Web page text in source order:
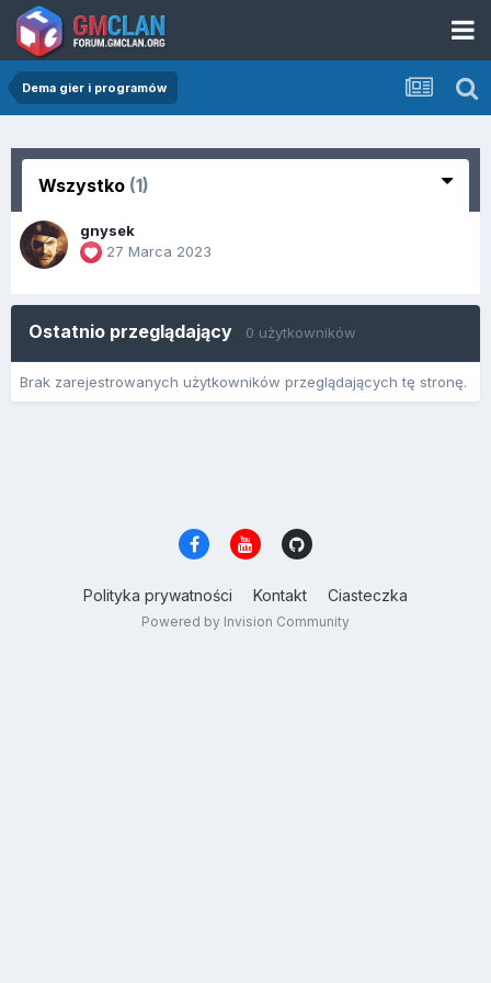
Dema gier i programów
Wszystko (1)
gnysek
27 Marca 2023
Ostatnio przeglądający 0 użytkowników
Brak zarejestrowanych użytkowników przeglądających tę stronę.
Polityka prywatności Kontakt Ciasteczka
Powered by Invision Community